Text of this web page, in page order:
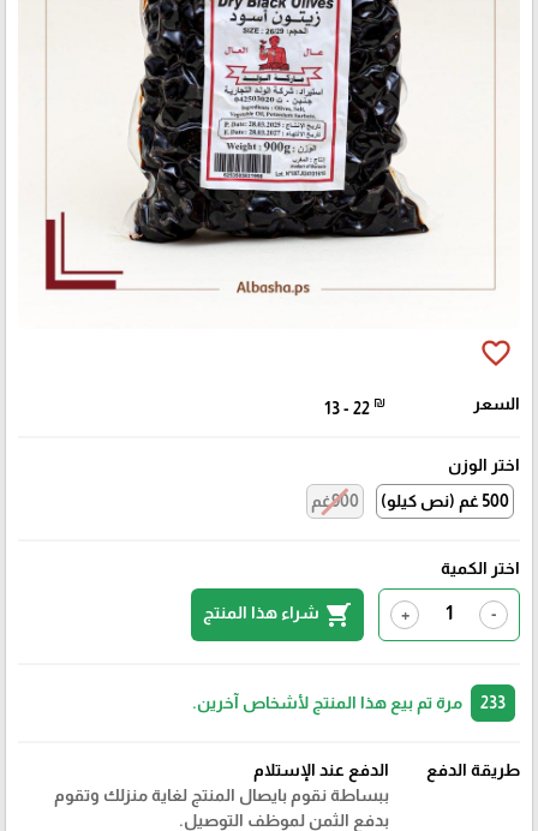
favorite_border
السعر 13 - 22 ₪
اختر الوزن
500 غم (نص كيلو)
900غم
اختر الكمية
-
+
shopping_cart شراء هذا المنتج
مرة تم بيع هذا المنتج لأشخاص آخرين.
طريقة الدفع
الدفع عند الإستلام
ببساطة نقوم بايصال المنتج لغاية منزلك وتقوم
بدفع الثمن لموظف التوصيل.